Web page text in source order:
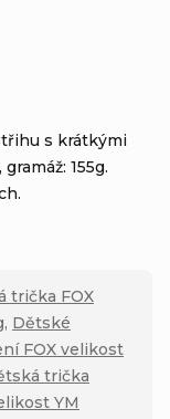
s krátkými
155g.
trička FOX
, Dětské
FOX velikost
trička
YM